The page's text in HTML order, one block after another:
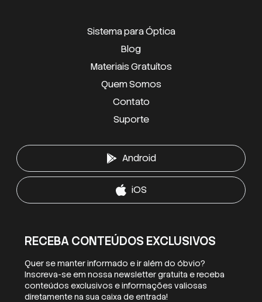
Sistema para Óptica
Blog
Materiais Gratuítos
Quem Somos
Contato
Suporte
RECEBA CONTEÚDOS EXCLUSIVOS
Quer se manter informado e ir além do óbvio?
Inscreva-se em nossa newsletter gratuita e receba
conteúdos exclusivos e informações valiosas
diretamente na sua caixa de entrada!
Android
iOS